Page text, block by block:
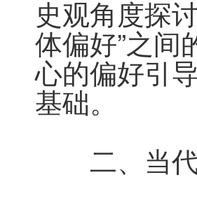
史观角度探
体偏好”之间
心的偏好引
基础。
二、当代